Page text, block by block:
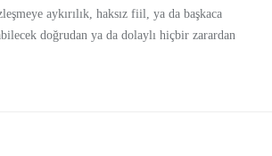
aykırılık, haksız fiil, ya da başkaca
doğrudan ya da dolaylı hiçbir zarardan